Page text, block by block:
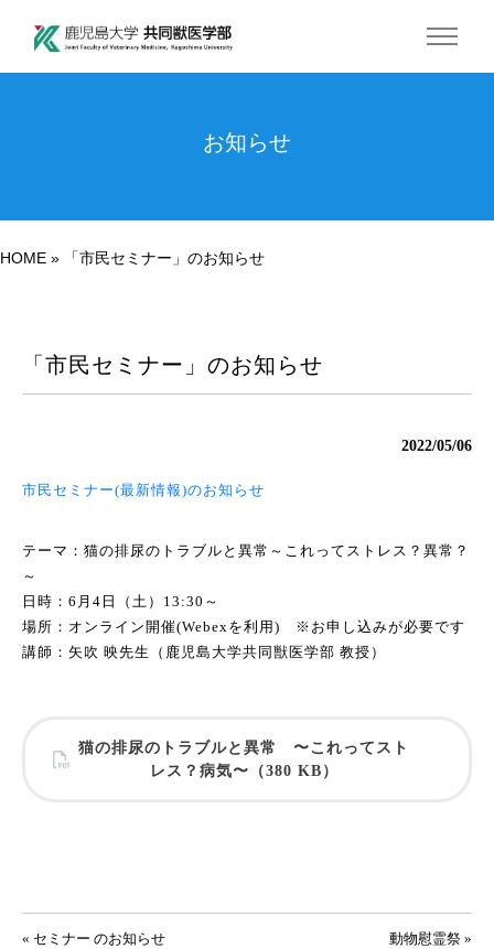
お知らせ
HOME » 「市民セミナー」のお知らせ
「市民セミナー」のお知らせ
2022/05/06
市民セミナー(最新情報)のお知らせ
テーマ：猫の排尿のトラブルと異常～これってストレス？異常？
～
日時：6月4日（土）13:30～
場所：オンライン開催(Webexを利用) ※お申し込みが必要です
講師：矢吹 映先生（鹿児島大学共同獣医学部 教授）
猫の排尿のトラブルと異常 〜これってスト
レス？病気〜（380 KB）
投稿ナビゲーション
« セミナー のお知らせ 動物慰霊祭 »